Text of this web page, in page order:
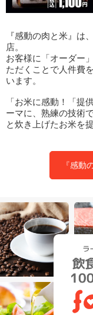
『感動の肉と米』は
店。
お客様に「オーダー
ただくことで人件費
います。
「お米に感動！「提
ーマに、熟練の技術
と炊き上げたお米を
『感動